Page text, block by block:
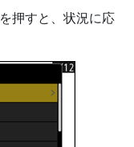
押すと、状況に応